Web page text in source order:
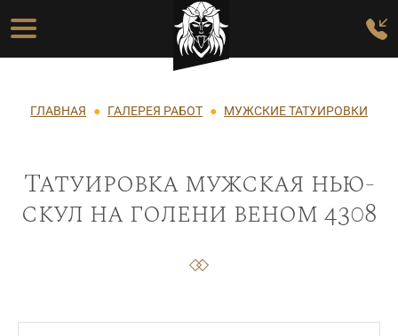
Перейти к основному содержанию
Основная навигация
Строка навигации
ГЛАВНАЯ ГАЛЕРЕЯ РАБОТ МУЖСКИЕ ТАТУИРОВКИ
Татуировка мужская нью-
скул на голени веном 4308